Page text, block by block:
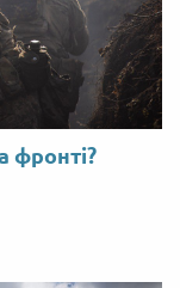
фронті?